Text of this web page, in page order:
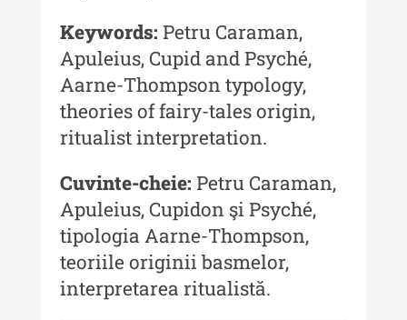
și Conservare-Restaurare a
Patrimoniului - 2019
Indexul Complet
MediCult - Revista de mediere
MediCult - Revista de mediere
culturală IV (2025)
MediCult - Revista de mediere
culturală III (2024)
Keywords: Petru Caraman,
Apuleius, Cupid and Psyché,
Aarne-Thompson typology,
theories of fairy-tales origin,
ritualist interpretation.
Cuvinte-cheie: Petru Caraman,
Apuleius, Cupidon şi Psyché,
tipologia Aarne-Thompson,
teoriile originii basmelor,
interpretarea ritualistă.